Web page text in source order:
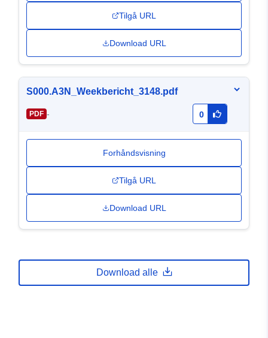
Tilgå URL
Download URL
S000.A3N_Weekbericht_3148.pdf
PDF - 0
Forhåndsvisning
Tilgå URL
Download URL
Download alle